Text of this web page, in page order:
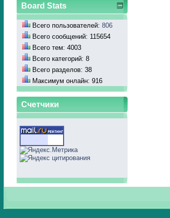
Board Stats
Всего пользователей:806
Всего сообщений: 115654
Всего тем: 4003
Всего категорий: 8
Всего разделов: 38
Максимум онлайн: 916
Счетчики